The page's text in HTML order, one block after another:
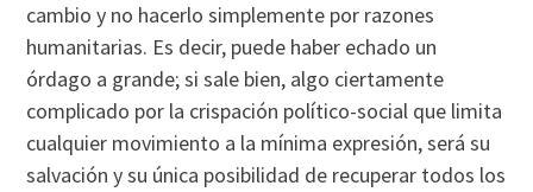
cambio y no hacerlo simplemente por razones
humanitarias. Es decir, puede haber echado un
órdago a grande; si sale bien, algo ciertamente
complicado por la crispación polí­tico-social que limita
cualquier movimiento a la mí­nima expresión, será su
salvación y su única posibilidad de recuperar todos los